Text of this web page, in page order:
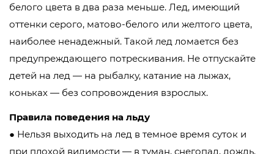
белого цвета в два раза меньше. Лед, имеющий
оттенки серого, матово-белого или желтого цвета,
наиболее ненадежный. Такой лед ломается без
предупреждающего потрескивания. Не отпускайте
детей на лед — на рыбалку, катание на лыжах,
коньках — без сопровождения взрослых.
Правила поведения на льду
● Нельзя выходить на лед в темное время суток и
при плохой видимости — в туман, снегопад, дождь.